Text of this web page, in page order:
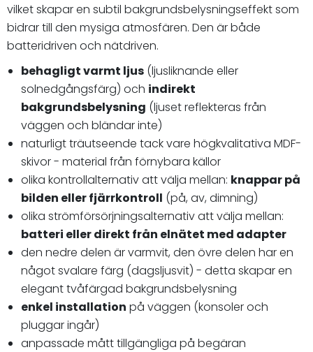
vilket skapar en subtil bakgrundsbelysningseffekt som
bidrar till den mysiga atmosfären. Den är både
batteridriven och nätdriven.
behagligt varmt ljus (ljusliknande eller
solnedgångsfärg) och indirekt
bakgrundsbelysning (ljuset reflekteras från
väggen och bländar inte)
naturligt träutseende tack vare högkvalitativa MDF-
skivor - material från förnybara källor
olika kontrollalternativ att välja mellan: knappar på
bilden eller fjärrkontroll (på, av, dimning)
olika strömförsörjningsalternativ att välja mellan:
batteri eller direkt från elnätet med adapter
den nedre delen är varmvit, den övre delen har en
något svalare färg (dagsljusvit) - detta skapar en
elegant tvåfärgad bakgrundsbelysning
enkel installation på väggen (konsoler och
pluggar ingår)
anpassade mått tillgängliga på begäran